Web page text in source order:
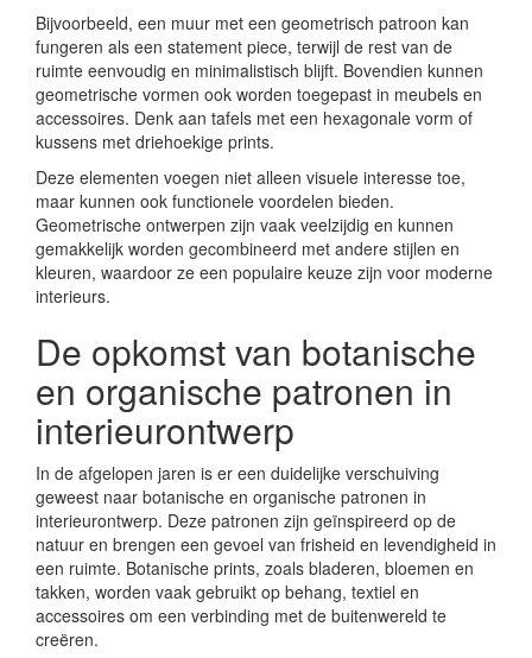
Bijvoorbeeld, een muur met een geometrisch patroon kan
fungeren als een statement piece, terwijl de rest van de
ruimte eenvoudig en minimalistisch blijft. Bovendien kunnen
geometrische vormen ook worden toegepast in meubels en
accessoires. Denk aan tafels met een hexagonale vorm of
kussens met driehoekige prints.
Deze elementen voegen niet alleen visuele interesse toe,
maar kunnen ook functionele voordelen bieden.
Geometrische ontwerpen zijn vaak veelzijdig en kunnen
gemakkelijk worden gecombineerd met andere stijlen en
kleuren, waardoor ze een populaire keuze zijn voor moderne
interieurs.
De opkomst van botanische
en organische patronen in
interieurontwerp
In de afgelopen jaren is er een duidelijke verschuiving
geweest naar botanische en organische patronen in
interieurontwerp. Deze patronen zijn geïnspireerd op de
natuur en brengen een gevoel van frisheid en levendigheid in
een ruimte. Botanische prints, zoals bladeren, bloemen en
takken, worden vaak gebruikt op behang, textiel en
accessoires om een verbinding met de buitenwereld te
creëren.